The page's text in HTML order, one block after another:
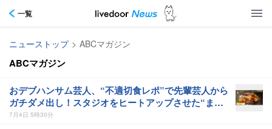
一覧
ニューストップ > ABCマガジン
ABCマガジン
おデブハンサム芸人、“不適切食レポ”で先輩芸人から
ガチダメ出し！スタジオをヒートアップさせた“まさ
かの一言”
7月4日 5時30分